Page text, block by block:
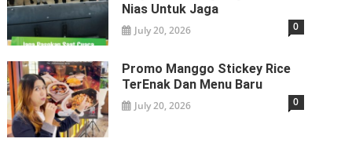
Nias Untuk Jaga
July 20, 2026 0
Promo Manggo Stickey Rice
TerEnak Dan Menu Baru
July 20, 2026 0